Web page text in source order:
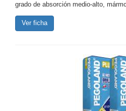
grado de absorción medio-alto,
Ver ficha